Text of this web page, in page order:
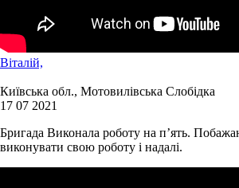
Віталій,
Київська обл., Мотовилівська Слобідка
17 07 2021
Бригада Виконала роботу на п’ять.
виконувати свою роботу і надалі.